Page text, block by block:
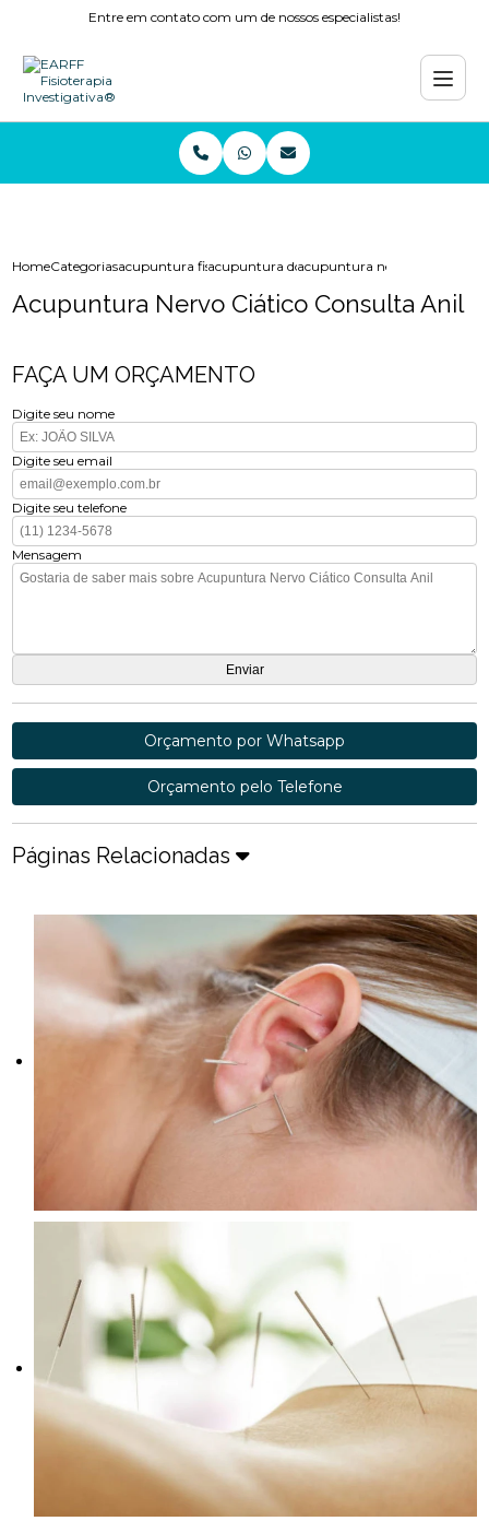
Entre em contato com um de nossos especialistas!
HomeCategoriasacupuntura fisioterapia
acupuntura doracupuntura nervo ciatico
Acupuntura Nervo Ciático Consulta Anil
FAÇA UM ORÇAMENTO
Digite seu nome
Digite seu email
Digite seu telefone
Mensagem
Orçamento por Whatsapp
Orçamento pelo Telefone
Páginas Relacionadas